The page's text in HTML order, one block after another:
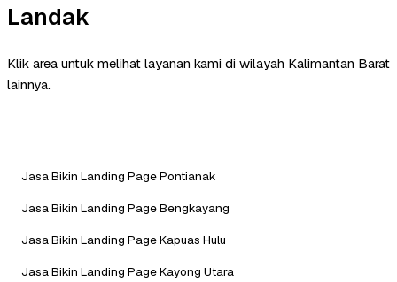
Landak
Klik area untuk melihat layanan kami di wilayah Kalimantan Barat
lainnya.
Jasa Bikin Landing Page Pontianak
Jasa Bikin Landing Page Bengkayang
Jasa Bikin Landing Page Kapuas Hulu
Jasa Bikin Landing Page Kayong Utara